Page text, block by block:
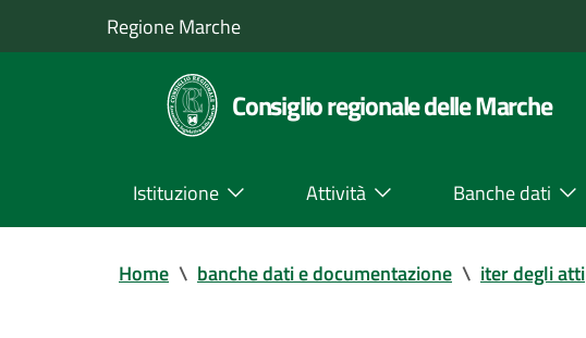
Regione Marche
Consiglio regionale delle Marche
Istituzione Attività Banche dati
Home \ banche dati e documentazione \ iter degli atti